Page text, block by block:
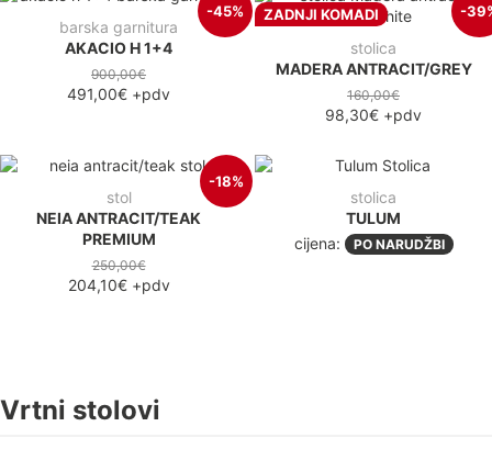
-45%
barska garnitura
AKACIO H 1+4
900,00€
491,00€ +pdv
ZADNJI KOMADI -
stolica
MADERA ANTRACIT/GREY
160,00€
98,30€ +pdv
-18%
stol
NEIA ANTRACIT/TEAK
PREMIUM
250,00€
204,10€+pdv
stolica
TULUM
cijena:
PO NARUDŽBI
Vrtni stolovi